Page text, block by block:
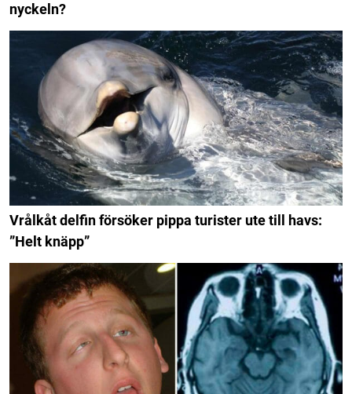
nyckeln?
Vrålkåt delfin försöker pippa turister ute till havs:
”Helt knäpp”